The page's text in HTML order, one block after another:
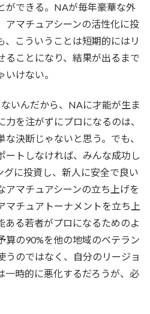
ができる。NAが毎年豪華な外
アマチュアシーンの活性化に投
、こういうことは短期的にはリ
ることになり、結果が出るまで
けない。
いんだから、NAに才能が生ま
を注がずにプロになるのは、
決断じゃないと思う。でも、
ートしなければ、みんな成功し
グに投資し、新人に安全で良い
アマチュアシーンの立ち上げを
マチュアトーナメントを立ち上
ある若者がプロになるためのよ
算の90%を他の地域のベテラン
うのではなく、自分のリージョ
一時的に悪化するだろうが、必